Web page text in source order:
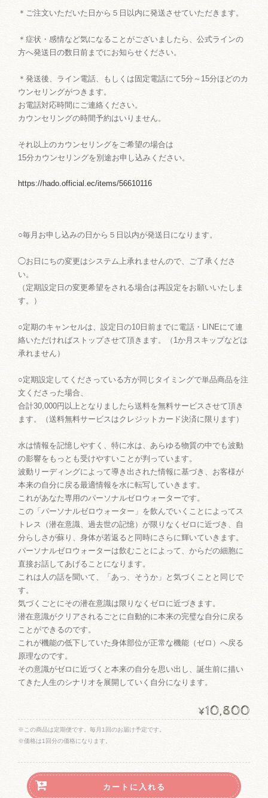
＊ご注文いただいた日から５日以内に発送させていただきます。
＊症状・感情など気になることがございましたら、公式ラインの
方へ発送日の数日前までにお知らせください。
＊発送後、ライン電話、もしくは固定電話にて5分～15分ほどのカ
ウンセリングがつきます。
お電話対応時間にご連絡ください。
カウンセリングの時間予約はいりません。
それ以上のカウンセリングをご希望の場合は
15分カウンセリングを別途お申し込みください。
https://hado.official.ec/items/56610116
○毎月お申し込みの日から５日以内が発送日になります。
◯お日にちの変更はシステム上承れませんので、ご了承くださ
い。
（定期設定日の変更希望をされる場合は再設定をお願いいたしま
す。）
○定期のキャンセルは、設定日の10日前までに電話・LINEにて連
絡いただければストップさせて頂きます。（1か月スキップなどは
承れません）
○定期設定してくださっている方が同じタイミングで単品商品を注
文くださった場合、
合計30,000円以上となりましたら送料を無料サービスさせて頂き
ます。（送料無料サービスはクレジットカード決済に限ります）
水は情報を記憶しやすく、特に水は、あらゆる物質の中でも波動
の影響をもっとも受けやすいことが判っています。
波動リーディングによって導き出された情報に基づき、お客様が
本来の自分に戻る最適情報を水に転写していきます。
これがあなた専用のパーソナルゼロウォーターです。
この「パーソナルゼロウォーター」を飲んでいくことによってス
トレス（潜在意識、過去世の記憶）が限りなくゼロに近づき、自
分らしさが蘇り、身体が若返ると同時にさらに輝いていきます。
パーソナルゼロウォーターは飲むことによって、からだの細胞に
直接お話してあげることになります。
これは人の話を聞いて、「あっ、そうか」と気づくことと同じで
す。
気づくごとにその潜在意識は限りなくゼロに近づきます。
潜在意識がクリアされるごとに自動的に本来の完璧な自分に戻る
ことができるのです。
これが機能の低下していた身体部位が正常な機能（ゼロ）へ戻る
原理なのです。
その意識がゼロに近づくと本来の自分を思い出し、誕生前に描い
てきた人生のシナリオを展開していく自分になります。
¥10,800
※この商品は定期便です。毎月1回のお届け予定です。
※価格は1回分の価格になります。